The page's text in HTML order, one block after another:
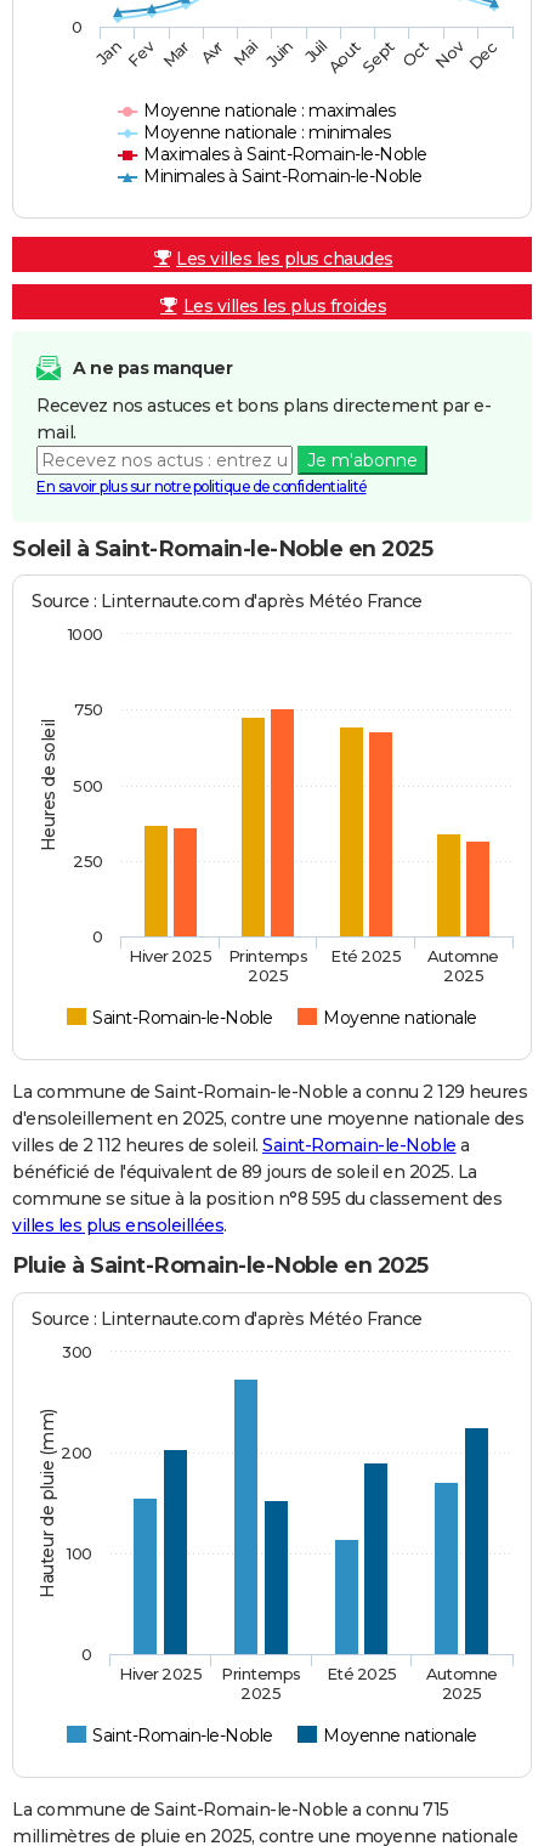
Moyenne nationale : maximales
Moyenne nationale : minimales
Maximales à Saint-Romain-le-Noble
Minimales à Saint-Romain-le-Noble
JanFev Mar Avr Mai Juin JuilAoutSept OctNovDec
0
Les villes les plus chaudes
Les villes les plus froides
A ne pas manquer
Recevez nos astuces et bons plans directement par e-
mail.
Je m'abonne
En savoir plus sur notre politique de confidentialité
Soleil à Saint-Romain-le-Noble en 2025
Heures de soleil
Source : Linternaute.com d'après Météo France
Saint-Romain-le-Noble Moyenne nationale
Hiver 2025
Printemps
2025
Eté 2025
Automne
2025
0
250
500
750
1000
La commune de Saint-Romain-le-Noble a connu 2 129 heures
d'ensoleillement en 2025, contre une moyenne nationale des
villes de 2 112 heures de soleil. Saint-Romain-le-Noble a
bénéficié de l'équivalent de 89 jours de soleil en 2025. La
commune se situe à la position n°8 595 du classement des
villes les plus ensoleillées.
Pluie à Saint-Romain-le-Noble en 2025
Hauteur de pluie (mm)
Source : Linternaute.com d'après Météo France
Saint-Romain-le-Noble Moyenne nationale
Hiver 2025
Printemps
2025
Eté 2025
Automne
2025
0
100
200
300
La commune de Saint-Romain-le-Noble a connu 715
millimètres de pluie en 2025, contre une moyenne nationale